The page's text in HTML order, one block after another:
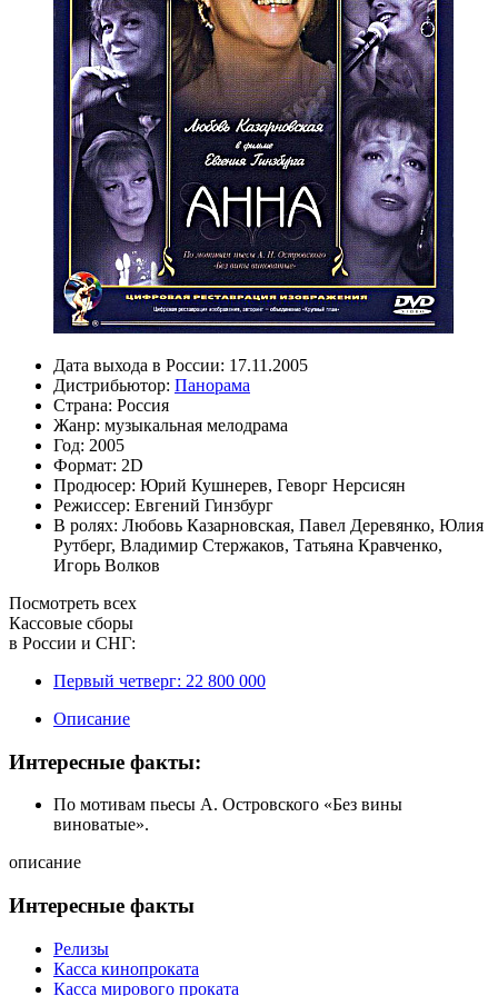
Дата выхода в России: 17.11.2005
Дистрибьютор: Панорама
Страна: Россия
Жанр: музыкальная мелодрама
Год: 2005
Формат: 2D
Продюсер: Юрий Кушнерев, Геворг Нерсисян
Режиссер: Евгений Гинзбург
В ролях: Любовь Казарновская, Павел Деревянко, Юлия
Рутберг, Владимир Стержаков, Татьяна Кравченко,
Игорь Волков
Посмотреть всех
Кассовые сборы
в России и СНГ:
Первый четверг: 22 800 000
Описание
Интересные факты:
По мотивам пьесы А. Островского «Без вины
виноватые».
описание
Интересные факты
Релизы
Касса кинопроката
Касса мирового проката